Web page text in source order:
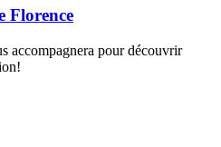
Florence
accompagnera pour découvrir